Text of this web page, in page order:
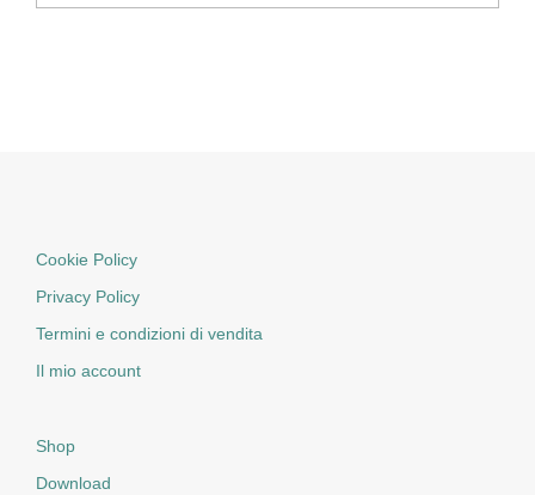
Cookie Policy
Privacy Policy
Termini e condizioni di vendita
Il mio account
Shop
Download